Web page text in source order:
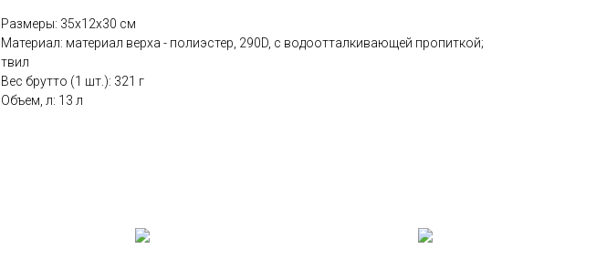
Размеры: 35x12x30 см
Материал: материал верха - полиэстер, 290D, с водоотталкивающей пропиткой;
твил
Вес брутто (1 шт.): 321 г
Объем, л: 13 л